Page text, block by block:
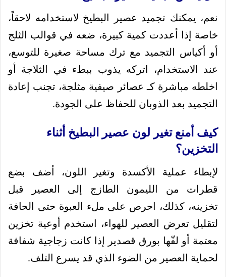
نعم، يمكنك تجميد عصير البطيخ لاستخدامه لاحقاً،
خاصة إذا أعددت كمية كبيرة، ضعه في قوالب الثلج
أو أكياس التجميد مع ترك مساحة صغيرة للتوسع،
عند الاستخدام، اتركه يذوب ببطء في الثلاجة أو
اخلطه مباشرة كـ عصائر صيفية مثلجة، تجنب إعادة
التجميد بعد الذوبان للحفاظ على الجودة.
كيف أمنع تغير لون عصير البطيخ أثناء
التخزين؟
لإبطاء عملية الأكسدة وتغير اللون، أضف بضع
قطرات من الليمون الطازج إلى العصير قبل
تخزينه، كذلك، احرص على ملء العبوة حتى الحافة
لتقليل تعرض العصير للهواء، استخدم أوعية تخزين
معتمة أو لفّها بورق قصدير إذا كانت زجاجية شفافة
لحماية العصير من الضوء الذي قد يسرع التلف.